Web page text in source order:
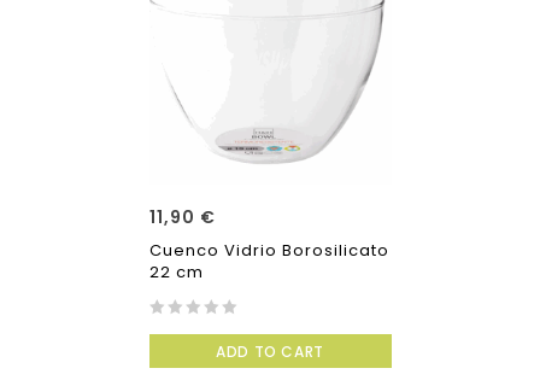
11,90 €
Cuenco Vidrio Borosilicato
22 cm
of
ADD TO CART